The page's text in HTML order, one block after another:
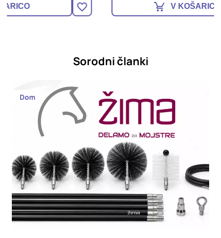
V KOŠARICO
Sorodni članki
Dom